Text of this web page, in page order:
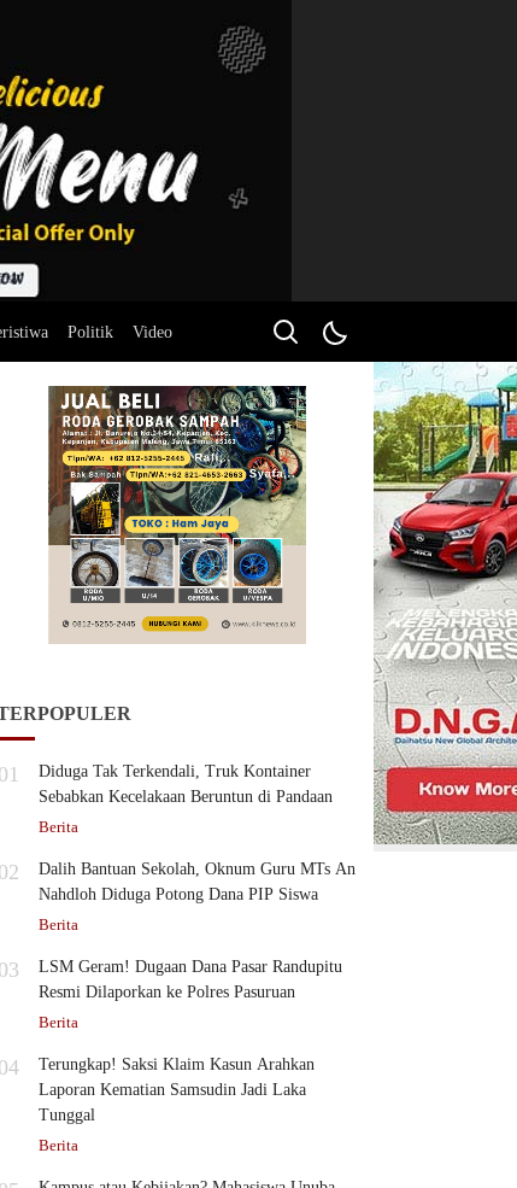
Politik Video
01
Diduga Tak Terkendali, Truk Kontainer
Sebabkan Kecelakaan Beruntun di Pandaan
Berita
02
Dalih Bantuan Sekolah, Oknum Guru MTs An
Nahdloh Diduga Potong Dana PIP Siswa
Berita
03
LSM Geram! Dugaan Dana Pasar Randupitu
Resmi Dilaporkan ke Polres Pasuruan
Berita
04
Terungkap! Saksi Klaim Kasun Arahkan
Laporan Kematian Samsudin Jadi Laka
Tunggal
Berita